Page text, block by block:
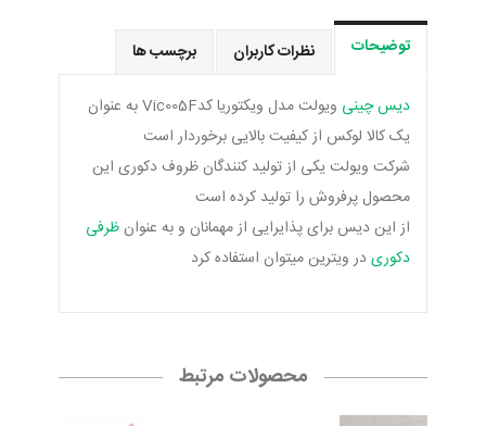
توضیحات نظرات کاربران برچسب ها
دیس چینی
ویولت مدل ویکتوریا کدVic005F به عنوان
یک کالا لوکس از کیفیت بالایی برخوردار است
شرکت ویولت یکی از تولید کنندگان ظروف دکوری این
محصول پرفروش را تولید کرده است
از این دیس برای پذایرایی از مهمانان و به عنوان ظرفی
دکوریدر ویترین میتوان استفاده کرد
محصولات مرتبط